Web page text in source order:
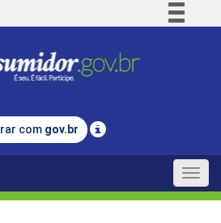
Comunica BR
Legislação
com gov.br
Toggle